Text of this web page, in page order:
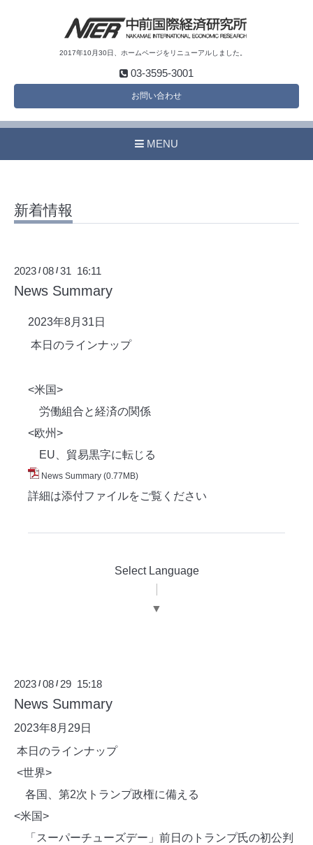
2017年10月30日、ホームページをリニューアルしました。
03-3595-3001
お問い合わせ
MENU
新着情報
2023 /08 /31 16:11
News Summary
2023年8月31 日
本日のラインナップ
<米国>
労働組合と経済の関係
<欧州>
EU、貿易黒字に転じる
News Summary (0.77MB)
詳細は添付ファイルをご覧ください
Select Language
▼
2023 /08 / 29 15:18
News Summary
2023年8月29日
本日のラインナップ
<世界>
各国、第2次トランプ政権に備える
<米国>
「スーパーチューズデー」前日のトランプ氏の初公判